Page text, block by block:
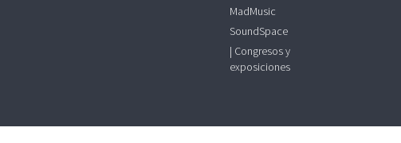
MadMusic
SoundSpace
| Congresos y
exposiciones